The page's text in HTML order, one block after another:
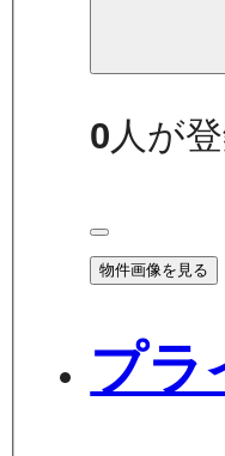
0 人が
物件画像を見る
プラ